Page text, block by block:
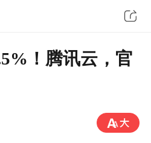
！腾讯云，官